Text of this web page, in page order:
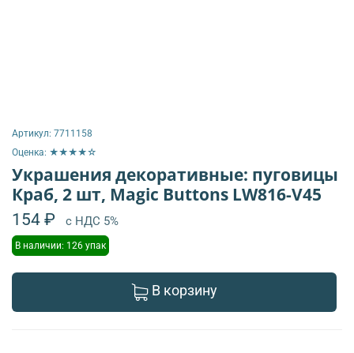
Артикул: 7711158
Оценка: ★★★★☆
Украшения декоративные: пуговицы
Краб, 2 шт, Magic Buttons LW816-V45
154 ₽ с НДС 5%
В наличии: 126 упак
В корзину